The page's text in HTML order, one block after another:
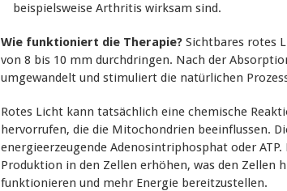
beispielsweise Arthritis wirksam sind.
Wie funktioniert die Therapie?Sichtbares rotes
von 8 bis 10 mm durchdringen. Nach der
umgewandelt und stimuliert die natürlichen
Rotes Licht kann tatsächlich eine chemische
hervorrufen, die die Mitochondrien beeinflussen.
energieerzeugende Adenosintriphosphat oder
Produktion in den Zellen erhöhen, was den Zellen
funktionieren und mehr Energie bereitzustellen.